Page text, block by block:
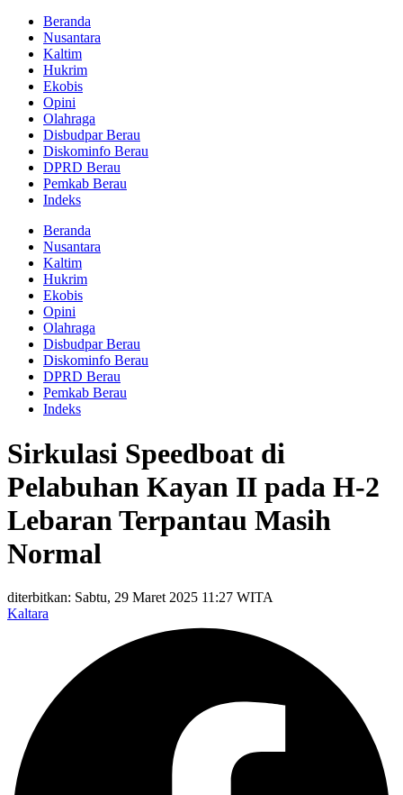
Beranda
Nusantara
Kaltim
Hukrim
Ekobis
Opini
Olahraga
Disbudpar Berau
Diskominfo Berau
DPRD Berau
Pemkab Berau
Indeks
Beranda
Nusantara
Kaltim
Hukrim
Ekobis
Opini
Olahraga
Disbudpar Berau
Diskominfo Berau
DPRD Berau
Pemkab Berau
Indeks
Sirkulasi Speedboat di
Pelabuhan Kayan II pada H-2
Lebaran Terpantau Masih
Normal
diterbitkan: Sabtu, 29 Maret 2025 11:27 WITA
Kaltara